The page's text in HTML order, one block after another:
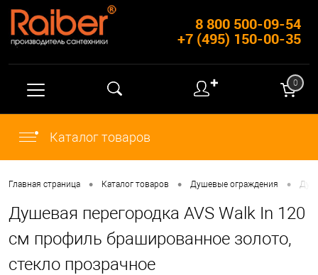
8 800 500-09-54
+7 (495) 150-00-35
✚ 0
Каталог товаров
Главная страница • Каталог товаров • Душевые ограждения •
Душевая перегородка AVS Walk In 120
см профиль брашированное золото,
стекло прозрачное